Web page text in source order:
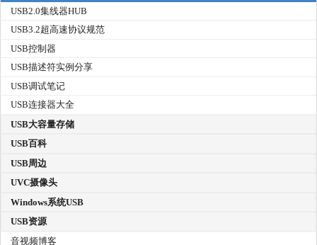
USB2.0集线器HUB
USB3.2超高速协议规范
USB控制器
USB描述符实例分享
USB调试笔记
USB连接器大全
USB大容量存储
USB百科
USB周边
UVC摄像头
Windows系统USB
USB资源
音视频博客